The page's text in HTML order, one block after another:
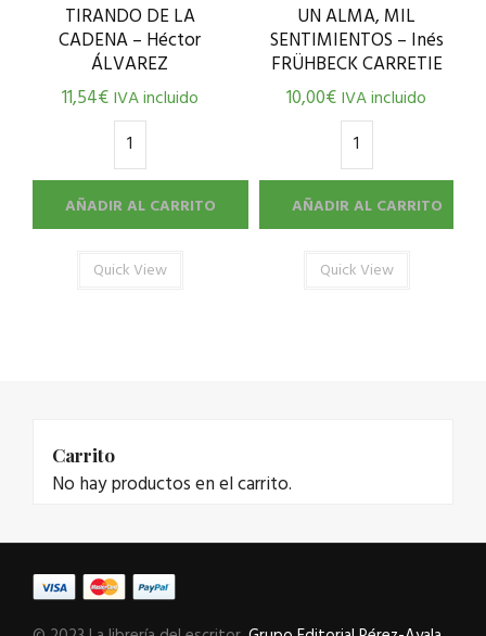
TIRANDO DE LA
CADENA – Héctor
ÁLVAREZ
11,54€ IVA incluido
AÑADIR AL CARRITO
Quick View
UN ALMA, MIL
SENTIMIENTOS – Inés
FRÜHBECK CARRETIE
10,00€IVA incluido
AÑADIR AL CARRITO
Quick View
Carrito
No hay productos en el carrito.